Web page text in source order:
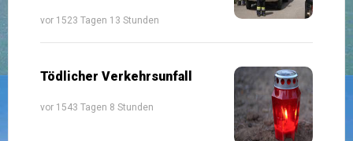
vor 1523 Tagen 13 Stunden
Tödlicher Verkehrsunfall
vor 1543 Tagen 8 Stunden